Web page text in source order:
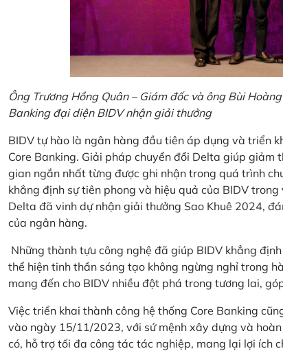
Ông Trương Hồng Quân – Giám đốc và ông Bùi
Banking đại diện BIDV nhận giải thưởng
BIDV tự hào là ngân hàng đầu tiên áp dụng và triển
Core Banking. Giải pháp chuyển đổi Delta giúp
gian ngắn nhất từng được ghi nhận trong quá trình
khẳng định sự tiên phong và hiệu quả của BIDV
Delta đã vinh dự nhận giải thưởng Sao Khuê 2024,
của ngân hàng.
Những thành tựu công nghệ đã giúp BIDV khẳng
thể hiện tinh thần sáng tạo không ngừng nghỉ trong
mang đến cho BIDV nhiều đột phá trong tương lai,
Việc triển khai thành công hệ thống Core Banking
vào ngày 15/11/2023, với sứ mệnh xây dựng và
có, hỗ trợ tối đa công tác tác nghiệp, mang lại lợi ích